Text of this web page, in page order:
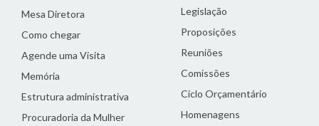
Mesa Diretora
Como chegar
Agende uma Visita
Memória
Estrutura administrativa
Procuradoria da Mulher
Legislação
Proposições
Reuniões
Comissões
Ciclo Orçamentário
Homenagens